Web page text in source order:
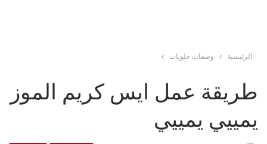
الرئيسية وصفات حلويات
طريقة عمل ايس كريم الموز
يمييي يمييي